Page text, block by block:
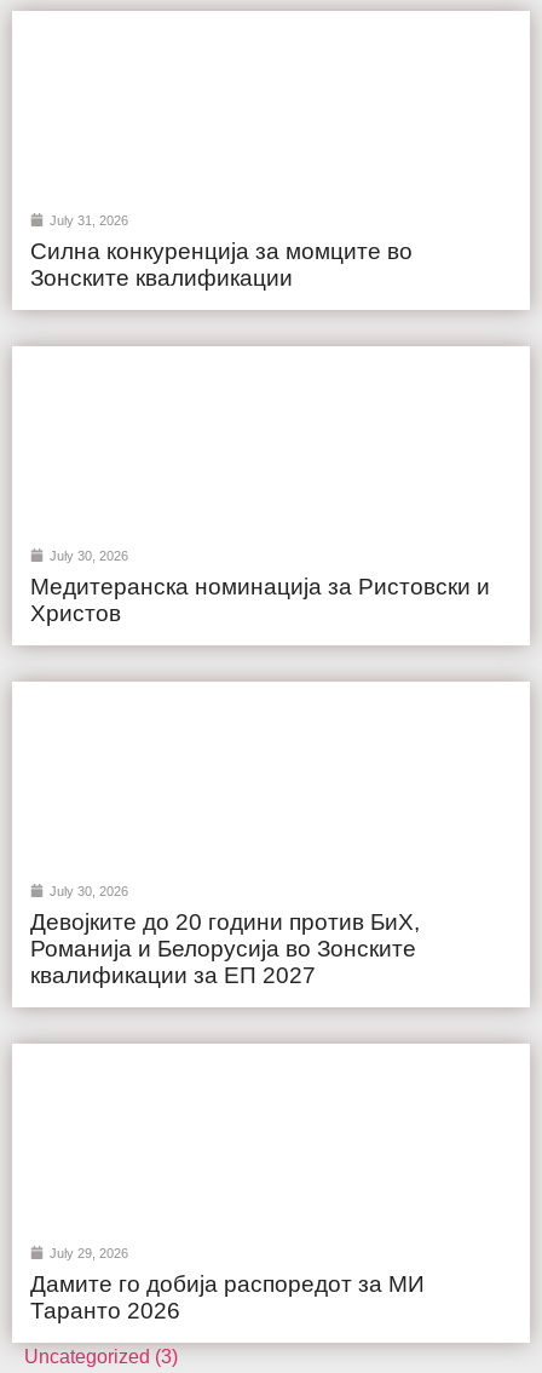
July 31, 2026
Силна конкуренција за момците во
Зонските квалификации
July 30, 2026
Медитеранска номинација за Ристовски и
Христов
July 30, 2026
Девојките до 20 години против БиХ,
Романија и Белорусија во Зонските
квалификации за ЕП 2027
July 29, 2026
Дамите го добија распоредот за МИ
Таранто 2026
Uncategorized (3)